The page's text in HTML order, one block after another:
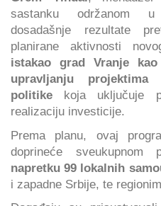
sastanku održanom u
dosadašnje rezultate
planirane aktivnosti
istakao grad Vranje
upravljanju projektima
politike koja uključuje
realizaciju investicije.
Prema planu, ovaj
doprineće sveukupnom
napretku 99 lokalnih
i zapadne Srbije, te